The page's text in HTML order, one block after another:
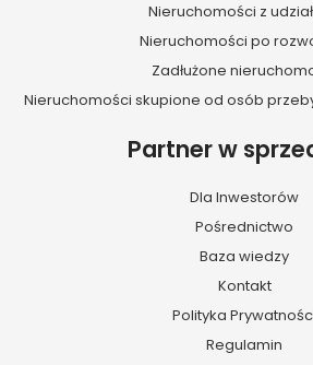
Nieruchomości z
Nieruchomości po
Zadłużone
Nieruchomości skupione od osób
Partner w
Dla Inwestorów
Pośrednictwo
Baza wiedzy
Kontakt
Polityka
Regulamin